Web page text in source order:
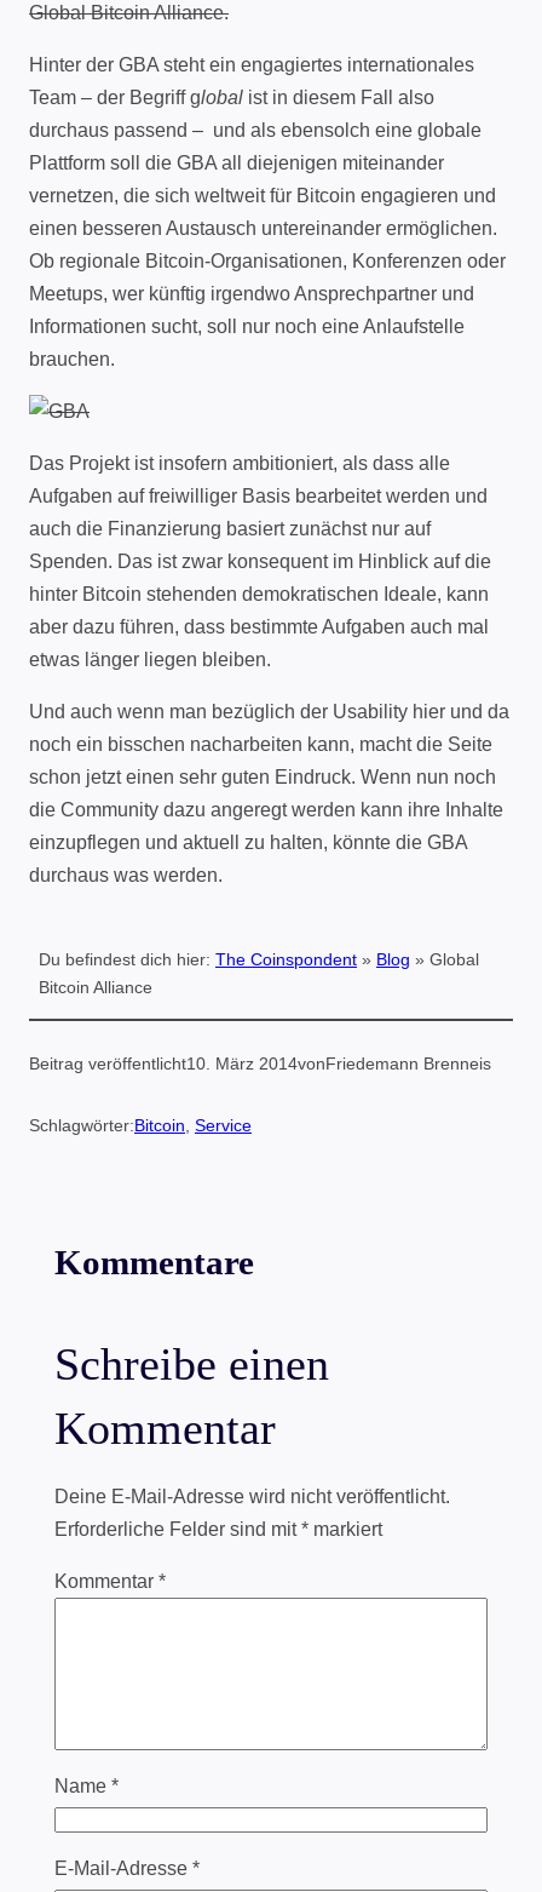
Global Bitcoin Alliance.
Hinter der GBA steht ein engagiertes internationales
Team – der Begriff global ist in diesem Fall also
durchaus passend – und als ebensolch eine globale
Plattform soll die GBA all diejenigen miteinander
vernetzen, die sich weltweit für Bitcoin engagieren und
einen besseren Austausch untereinander ermöglichen.
Ob regionale Bitcoin-Organisationen, Konferenzen oder
Meetups, wer künftig irgendwo Ansprechpartner und
Informationen sucht, soll nur noch eine Anlaufstelle
brauchen.
Das Projekt ist insofern ambitioniert, als dass alle
Aufgaben auf freiwilliger Basis bearbeitet werden und
auch die Finanzierung basiert zunächst nur auf
Spenden. Das ist zwar konsequent im Hinblick auf die
hinter Bitcoin stehenden demokratischen Ideale, kann
aber dazu führen, dass bestimmte Aufgaben auch mal
etwas länger liegen bleiben.
Und auch wenn man bezüglich der Usability hier und da
noch ein bisschen nacharbeiten kann, macht die Seite
schon jetzt einen sehr guten Eindruck. Wenn nun noch
die Community dazu angeregt werden kann ihre Inhalte
einzupflegen und aktuell zu halten, könnte die GBA
durchaus was werden.
Du befindest dich hier: The Coinspondent » Blog » Global
Bitcoin Alliance
Beitrag veröffentlicht10. März 2014vonFriedemann Brenneis
Schlagwörter:Bitcoin Service
Kommentare
Schreibe einen
Kommentar
Deine E-Mail-Adresse wird nicht veröffentlicht.
Erforderliche Felder sind mit*markiert
Kommentar *
Name *
E-Mail-Adresse *